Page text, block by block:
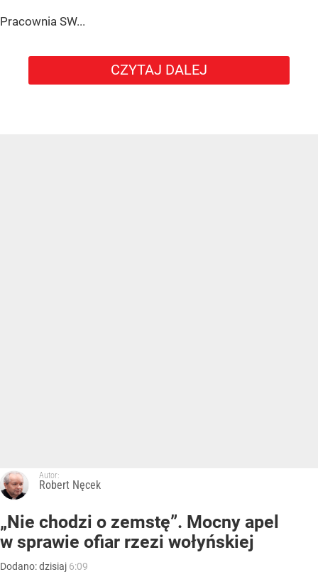
Pracownia SW...
CZYTAJ DALEJ
Autor:
Robert Nęcek
„Nie chodzi o zemstę”. Mocny apel
w sprawie ofiar rzezi wołyńskiej
Dodano:dzisiaj 6:09